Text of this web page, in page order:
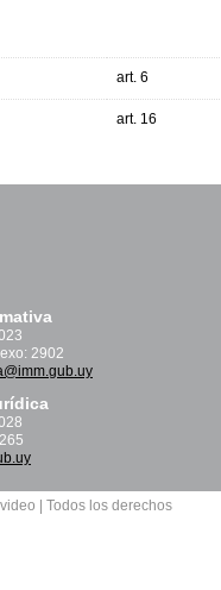
art. 6
art. 16
2902
| Todos los derechos